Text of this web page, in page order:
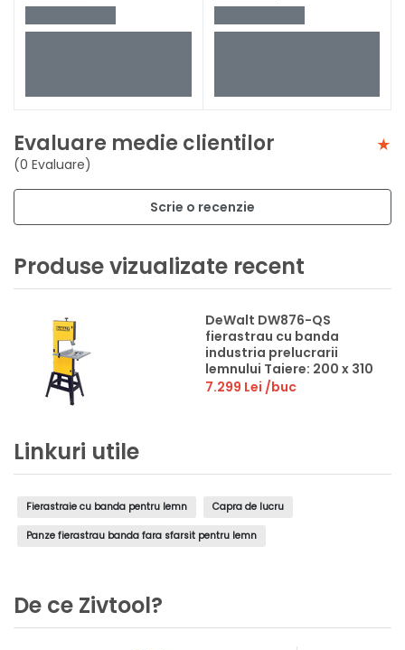
Evaluare medie clientilor
(0 Evaluare)
Scrie o recenzie
Produse vizualizate recent
DeWalt DW876-QS
fierastrau cu banda
industria prelucrarii
lemnului Taiere: 200 x 310
mm | 230 V
7.299 Lei /buc
Linkuri utile
Fierastraie cu banda pentru lemn Capra de lucru
Panze fierastrau banda fara sfarsit pentru lemn
De ce Zivtool?